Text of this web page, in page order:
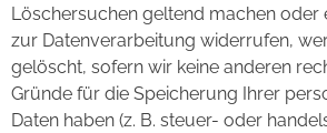
Löschersuchen geltend machen oder
zur Datenverarbeitung widerrufen,
gelöscht, sofern wir keine anderen
Gründe für die Speicherung Ihrer
Daten haben (z. B. steuer- oder